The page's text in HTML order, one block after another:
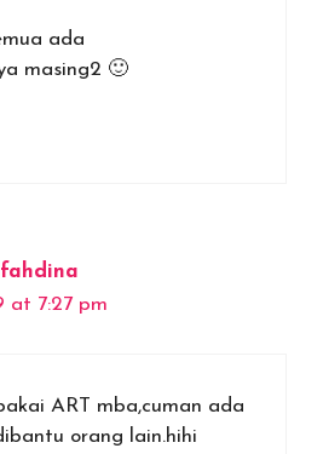
ada
masing2 🙂
at 7:27 pm
ART mba,cuman ada
orang lain.hihi